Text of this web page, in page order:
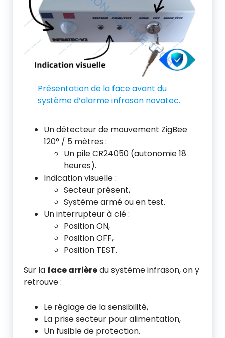
Présentation de la face avant du
système d’alarme infrason novatec.
Un détecteur de mouvement ZigBee
120° / 5 mètres :
Un pile CR24050 (autonomie 18
heures).
Indication visuelle :
Secteur présent,
Système armé ou en test.
Un interrupteur à clé :
Position ON,
Position OFF,
Position TEST.
Sur la face arrièredu système infrason, on y
retrouve :
Le réglage de la sensibilité,
La prise secteur pour alimentation,
Un fusible de protection.